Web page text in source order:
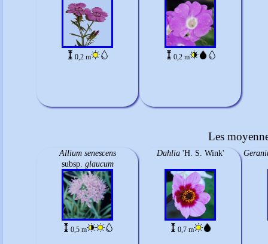
0,2 m 0,2 m
Les
Allium senescens
subsp. glaucum
0,5 m
Dahlia 'H. S. Wink'
0,7 m